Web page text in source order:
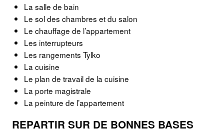
La salle de bain
Le sol des chambres et du salon
Le chauffage de l’appartement
Les interrupteurs
Les rangements Tylko
La cuisine
Le plan de travail de la cuisine
La porte magistrale
La peinture de l’appartement
REPARTIR SUR DE BONNES BASES